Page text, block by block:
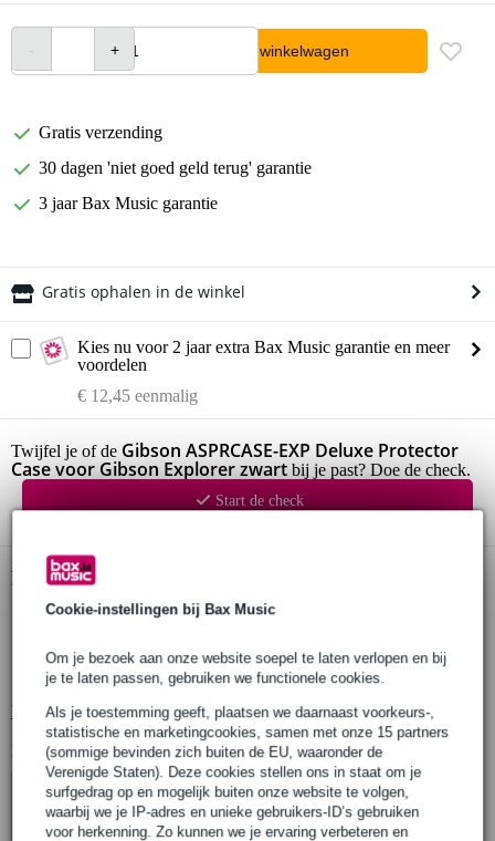
Cookie-instellingen bij Bax Music
Om je bezoek aan onze website soepel te laten verlopen en bij
je te laten passen, gebruiken we functionele cookies.
Als je toestemming geeft, plaatsen we daarnaast voorkeurs-,
statistische en marketingcookies, samen met onze 15 partners
(sommige bevinden zich buiten de EU, waaronder de
Verenigde Staten). Deze cookies stellen ons in staat om je
surfgedrag op en mogelijk buiten onze website te volgen,
waarbij we je IP-adres en unieke gebruikers-ID’s gebruiken
voor herkenning. Zo kunnen we je ervaring verbeteren en
In winkelwagen
Gratis verzending
30 dagen 'niet goed geld terug' garantie
3 jaar Bax Music garantie
Gratis ophalen in de winkel
Kies nu voor 2 jaar extra Bax Music garantie en meer
voordelen
€ 12,45 eenmalig
Twijfel je of de Gibson ASPRCASE-EXP Deluxe Protector
Case voor Gibson Explorer zwart bij je past? Doe de check.
Start de check
Productinformatie
ASPRCASE-EXP flightcase Deluxe Protector Case
materiaal: polyethyleen met zwarte poedercoating
Bekijk alle productspecificaties
Bekijk ook eens (4)